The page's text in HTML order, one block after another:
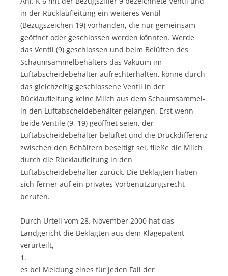
in der Rücklaufleitung ein weiteres Ventil
(Bezugszeichen 19) vorhanden, die nur gemeinsam
geöffnet oder geschlossen werden könnten. Werde
das Ventil (9) geschlossen und beim Belüften des
Schaumsammelbehälters das Vakuum im
Luftabscheidebehälter aufrechterhalten, könne durch
das gleichzeitig geschlossene Ventil in der
Rücklaufleitung keine Milch aus dem Schaumsammel-
in den Luftabscheidebehälter gelangen. Erst wenn
beide Ventile (9, 19) geöffnet seien, der
Luftabscheidebehälter belüftet und die Druckdifferenz
zwischen den Behältern beseitigt sei, fließe die Milch
durch die Rücklaufleitung in den
Luftabscheidebehälter zurück. Die Beklagten haben
sich ferner auf ein privates Vorbenutzungsrecht
berufen.
Durch Urteil vom 28. November 2000 hat das
Landgericht die Beklagten aus dem Klagepatent
verurteilt,
1.
es bei Meidung eines für jeden Fall der